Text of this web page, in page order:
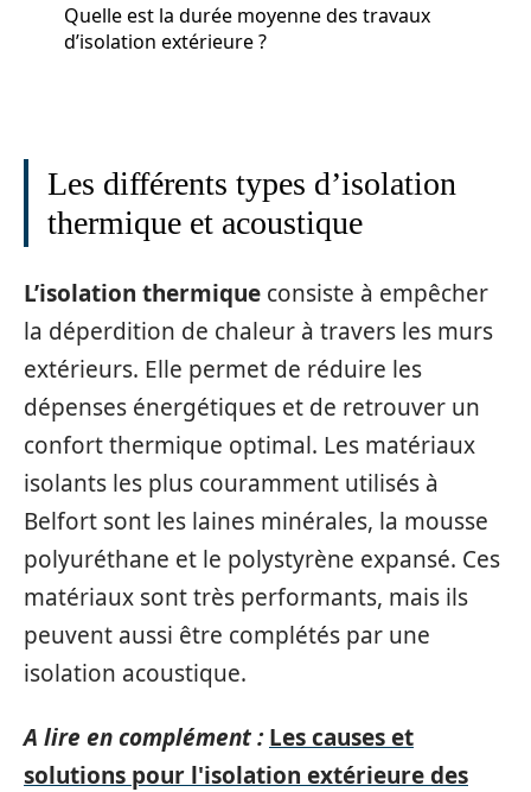
Quelle est la durée moyenne des travaux
d’isolation extérieure ?
Les différents types d’isolation
thermique et acoustique
L’isolation thermique consiste à empêcher
la déperdition de chaleur à travers les murs
extérieurs. Elle permet de réduire les
dépenses énergétiques et de retrouver un
confort thermique optimal. Les matériaux
isolants les plus couramment utilisés à
Belfort sont les laines minérales, la mousse
polyuréthane et le polystyrène expansé. Ces
matériaux sont très performants, mais ils
peuvent aussi être complétés par une
isolation acoustique.
A lire en complément : Les causes et
solutions pour l'isolation extérieure des